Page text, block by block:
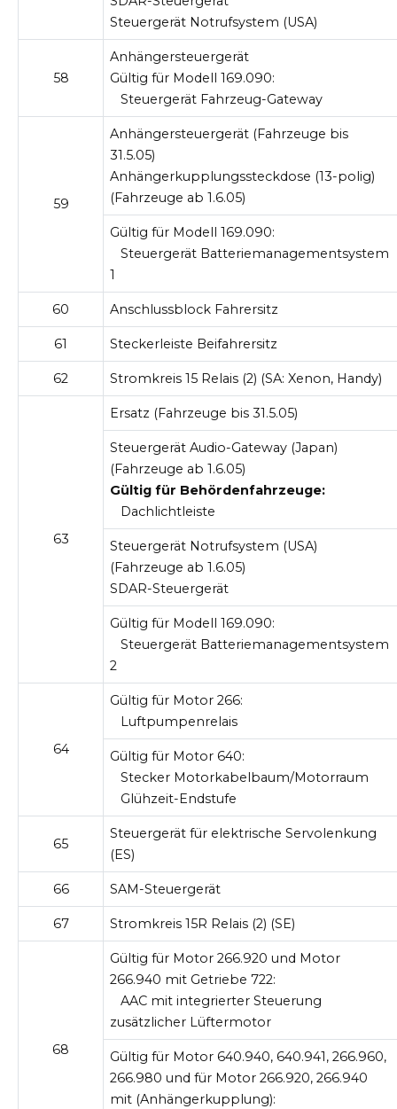
Steuergerät Notrufsystem (USA)
58
Anhängersteuergerät
Gültig für Modell 169.090:
Steuergerät Fahrzeug-Gateway
59
Anhängersteuergerät (Fahrzeuge bis
31.5.05)
Anhängerkupplungssteckdose (13-polig)
(Fahrzeuge ab 1.6.05)
Gültig für Modell 169.090:
Steuergerät Batteriemanagementsystem
1
60 Anschlussblock Fahrersitz
61 Steckerleiste Beifahrersitz
62 Stromkreis 15 Relais (2) (SA: Xenon, Handy)
63
Ersatz (Fahrzeuge bis 31.5.05)
Steuergerät Audio-Gateway (Japan)
(Fahrzeuge ab 1.6.05)
Gültig für Behördenfahrzeuge:
Dachlichtleiste
Steuergerät Notrufsystem (USA)
(Fahrzeuge ab 1.6.05)
SDAR-Steuergerät
Gültig für Modell 169.090:
Steuergerät Batteriemanagementsystem
2
64
Gültig für Motor 266:
Luftpumpenrelais
Gültig für Motor 640:
Stecker Motorkabelbaum/Motorraum
Glühzeit-Endstufe
65
Steuergerät für elektrische Servolenkung
(ES)
66 SAM-Steuergerät
67 Stromkreis 15R Relais (2) (SE)
68
Gültig für Motor 266.920 und Motor
266.940 mit Getriebe 722:
AAC mit integrierter Steuerung
zusätzlicher Lüftermotor
Gültig für Motor 640.940, 640.941, 266.960,
266.980 und für Motor 266.920, 266.940
mit (Anhängerkupplung):